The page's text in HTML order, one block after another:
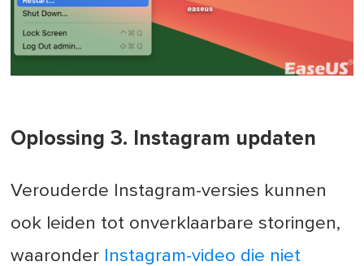
Oplossing 3. Instagram updaten
Verouderde Instagram-versies kunnen
ook leiden tot onverklaarbare storingen,
waaronder
Instagram-video die niet